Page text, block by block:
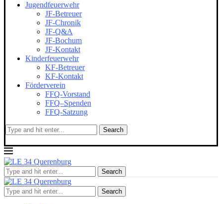
Jugendfeuerwehr
JF-Betreuer
JF-Chronik
JF-Q&A
JF-Bochum
JF-Kontakt
Kinderfeuerwehr
KF-Betreuer
KF-Kontakt
Förderverein
FFQ-Vorstand
FFQ–Spenden
FFQ-Satzung
Search
Search
Search